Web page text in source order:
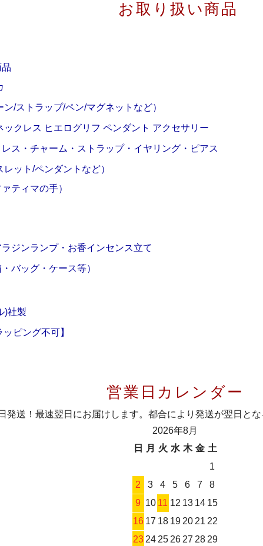
お取り扱い商品
/ストラップ/ペン/マグネットなど）
クレス ヒエログリフ ペンダント アクセサリー
ス・チャーム・ストラップ・イヤリング・ピアス
ット/ペンダントなど）
ティマの手）
ジンランプ・お香インセンス立て
バッグ・ケース等）
)社製
ピング不可】
営業日カレンダー
発送！最速翌日にお届けします。都合により発送が翌日と
2026年8月
日
月 火 水 木 金 土
1
2
3 4 5 6 7
8
9 10 11 12 13 14 15
16 17 18 19 20 21 22
23 24 25 26 27 28 29